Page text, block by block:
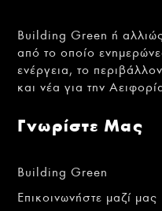
Building Green ή
από το οποίο
ενέργεια, το
και νέα για την
Γνωρίστε Μας
Building Green
Επικοινωνήστε μαζί μας